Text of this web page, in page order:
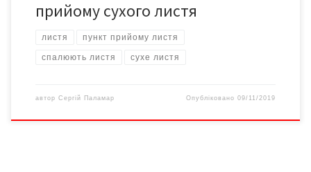
прийому сухого листя
листя пункт прийому листя
спалюють листя сухе листя
автор Сергій Паламар Опубліковано09/11/2019